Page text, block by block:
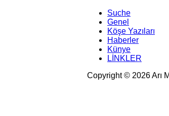
Suche
Genel
Köşe Yazıları
Haberler
Künye
LİNKLER
Copyright © 2026 Arı